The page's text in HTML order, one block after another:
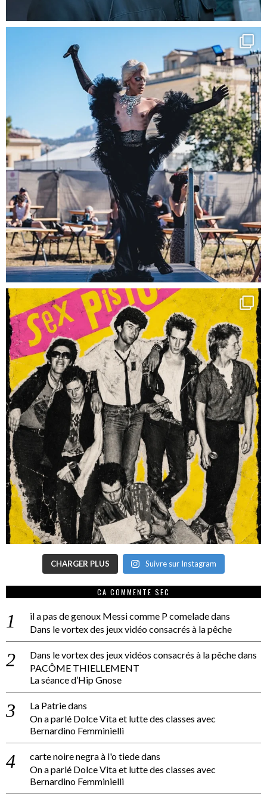
CHARGER PLUS Suivre sur Instagram
CA COMMENTE SEC
il a pas de genoux Messi comme P comeladedans
Dans le vortex des jeux vidéo consacrés à la pêche
Dans le vortex des jeux vidéos consacrés à la pêchedans
PACÔME THIELLEMENT
La séance d’Hip Gnose
La Patriedans
On a parlé Dolce Vita et lutte des classes avec
Bernardino Femminielli
carte noire negra à l'o tiededans
On a parlé Dolce Vita et lutte des classes avec
Bernardino Femminielli